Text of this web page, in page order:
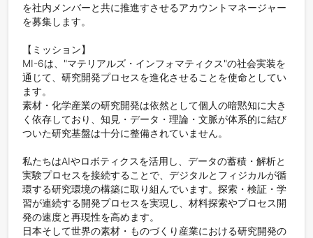
を社内メンバーと共に推進すさせるアカウントマネージャー
を募集します。
【ミッション】
MI-6は、"マテリアルズ・インフォマティクス"の社会実装を
通じて、研究開発プロセスを進化させることを使命としてい
ます。
素材・化学産業の研究開発は依然として個人の暗黙知に大き
く依存しており、知見・データ・理論・文脈が体系的に結び
ついた研究基盤は十分に整備されていません。
私たちはAIやロボティクスを活用し、データの蓄積・解析と
実験プロセスを接続することで、デジタルとフィジカルが循
環する研究環境の構築に取り組んでいます。探索・検証・学
習が連続する開発プロセスを実現し、材料探索やプロセス開
発の速度と再現性を高めます。
日本そして世界の素材・ものづくり産業における研究開発の